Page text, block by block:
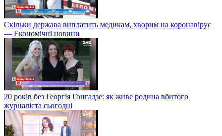
Скільки держава виплатить медикам, хворим на коронавірус
— Економічні новини
20 років без Георгія Гонгадзе: як живе родина вбитого
журналіста сьогодні